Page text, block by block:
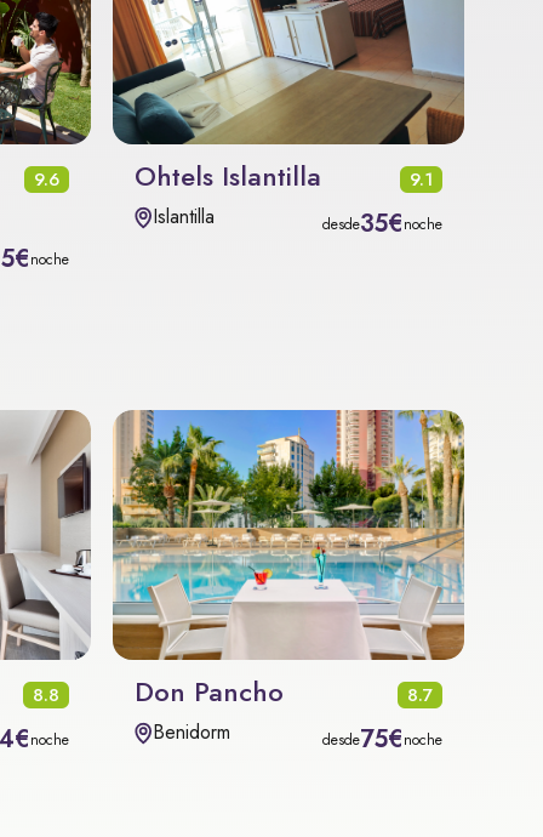
9.6
noche
Ohtels Islantilla 9.1
Islantilla desde35€noche
8.8
noche
Don Pancho 8.7
Benidorm desde75€noche